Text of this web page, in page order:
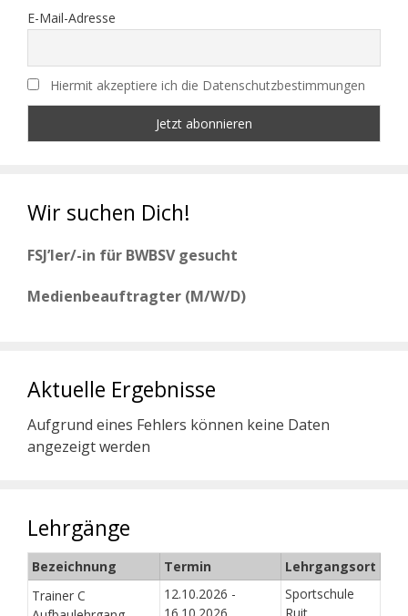
E-Mail-Adresse
Hiermit akzeptiere ich die Datenschutzbestimmungen
Wir suchen Dich!
FSJ’ler/-in für BWBSV gesucht
Medienbeauftragter (M/W/D)
Aktuelle Ergebnisse
Aufgrund eines Fehlers können keine Daten
angezeigt werden
Lehrgänge
Bezeichnung Termin
Lehrgangsort
Trainer C
12.10.2026 -
16.10.2026
Sportschule
Ruit